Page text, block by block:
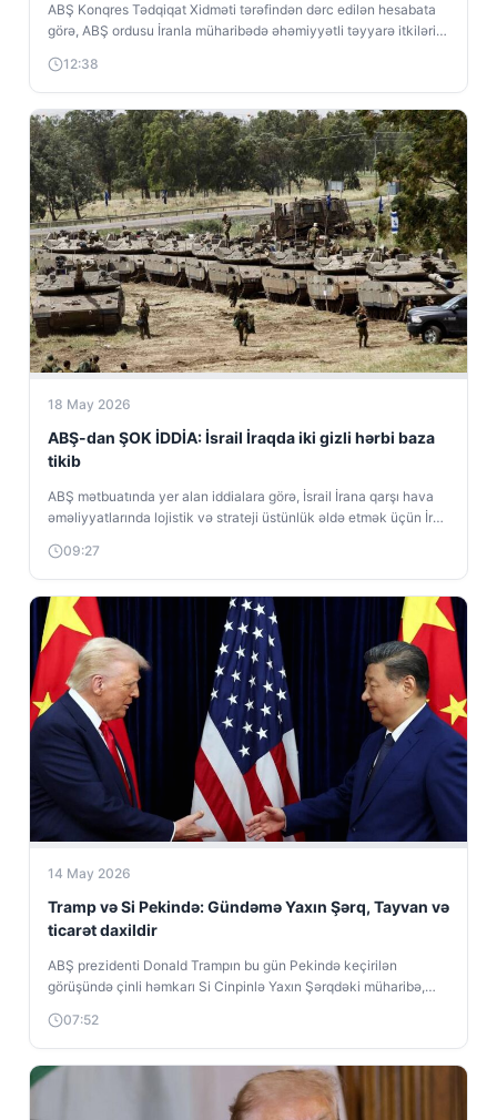
ABŞ Konqres Tədqiqat Xidməti tərəfindən dərc edilən hesabata
görə, ABŞ ordusu İranla müharibədə əhəmiyyətli təyyarə itkiləri
12:38
18 May 2026
ABŞ-dan ŞOK İDDİA: İsrail İraqda iki gizli hərbi baza
tikib
ABŞ mətbuatında yer alan iddialara görə, İsrail İrana qarşı hava
əməliyyatlarında lojistik və strateji üstünlük əldə etmək üçün İraq
09:27
14 May 2026
Tramp və Si Pekində: Gündəmə Yaxın Şərq, Tayvan və
ticarət daxildir
ABŞ prezidenti Donald Trampın bu gün Pekində keçirilən
görüşündə çinli həmkarı Si Cinpinlə Yaxın Şərqdəki müharibə,
07:52